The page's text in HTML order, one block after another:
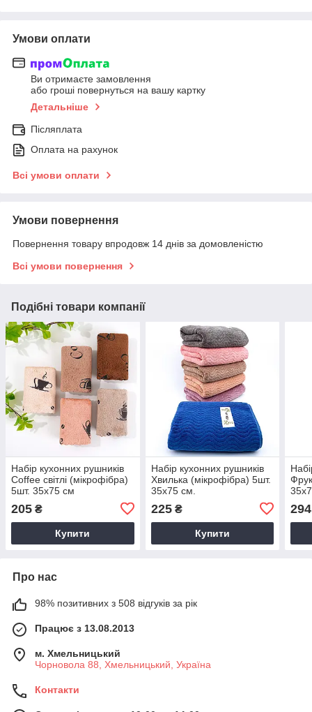
Умови оплати
Ви отримаєте замовлення
або гроші повернуться на вашу картку
Детальніше
Післяплата
Оплата на рахунок
Всі умови оплати
Умови повернення
Повернення товару впродовж 14 днів за домовленістю
Всі умови повернення
Подібні товари компанії
Набір кухонних рушників
Coffee світлі (мікрофібра)
5шт. 35x75 см
205 ₴
Купити
Набір кухонних рушників
Хвилька (мікрофібра) 5шт.
35x75 см.
225₴
Купити
294
Про нас
98% позитивних з 508 відгуків за рік
Працює з 13.08.2013
м. Хмельницький
Чорновола 88, Хмельницький, Україна
Контакти